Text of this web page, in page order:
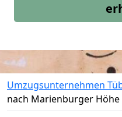
Umzugsunternehmen
nach Marienburger Höhe